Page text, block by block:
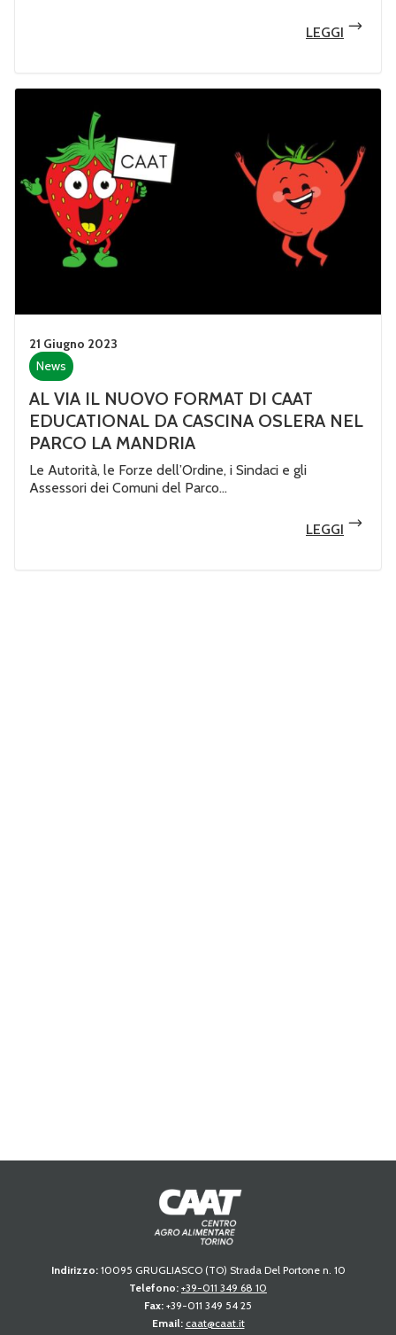
LEGGI
21 Giugno 2023
News
AL VIA IL NUOVO FORMAT DI CAAT
EDUCATIONAL DA CASCINA OSLERA NEL
PARCO LA MANDRIA
Le Autorità, le Forze dell’Ordine, i Sindaci e gli
Assessori dei Comuni del Parco...
LEGGI
Indirizzo:10095 GRUGLIASCO (TO) Strada Del Portone n. 10
Telefono: +39-011 349 68 10
Fax: +39-011 349 54 25
Email: caat@caat.it